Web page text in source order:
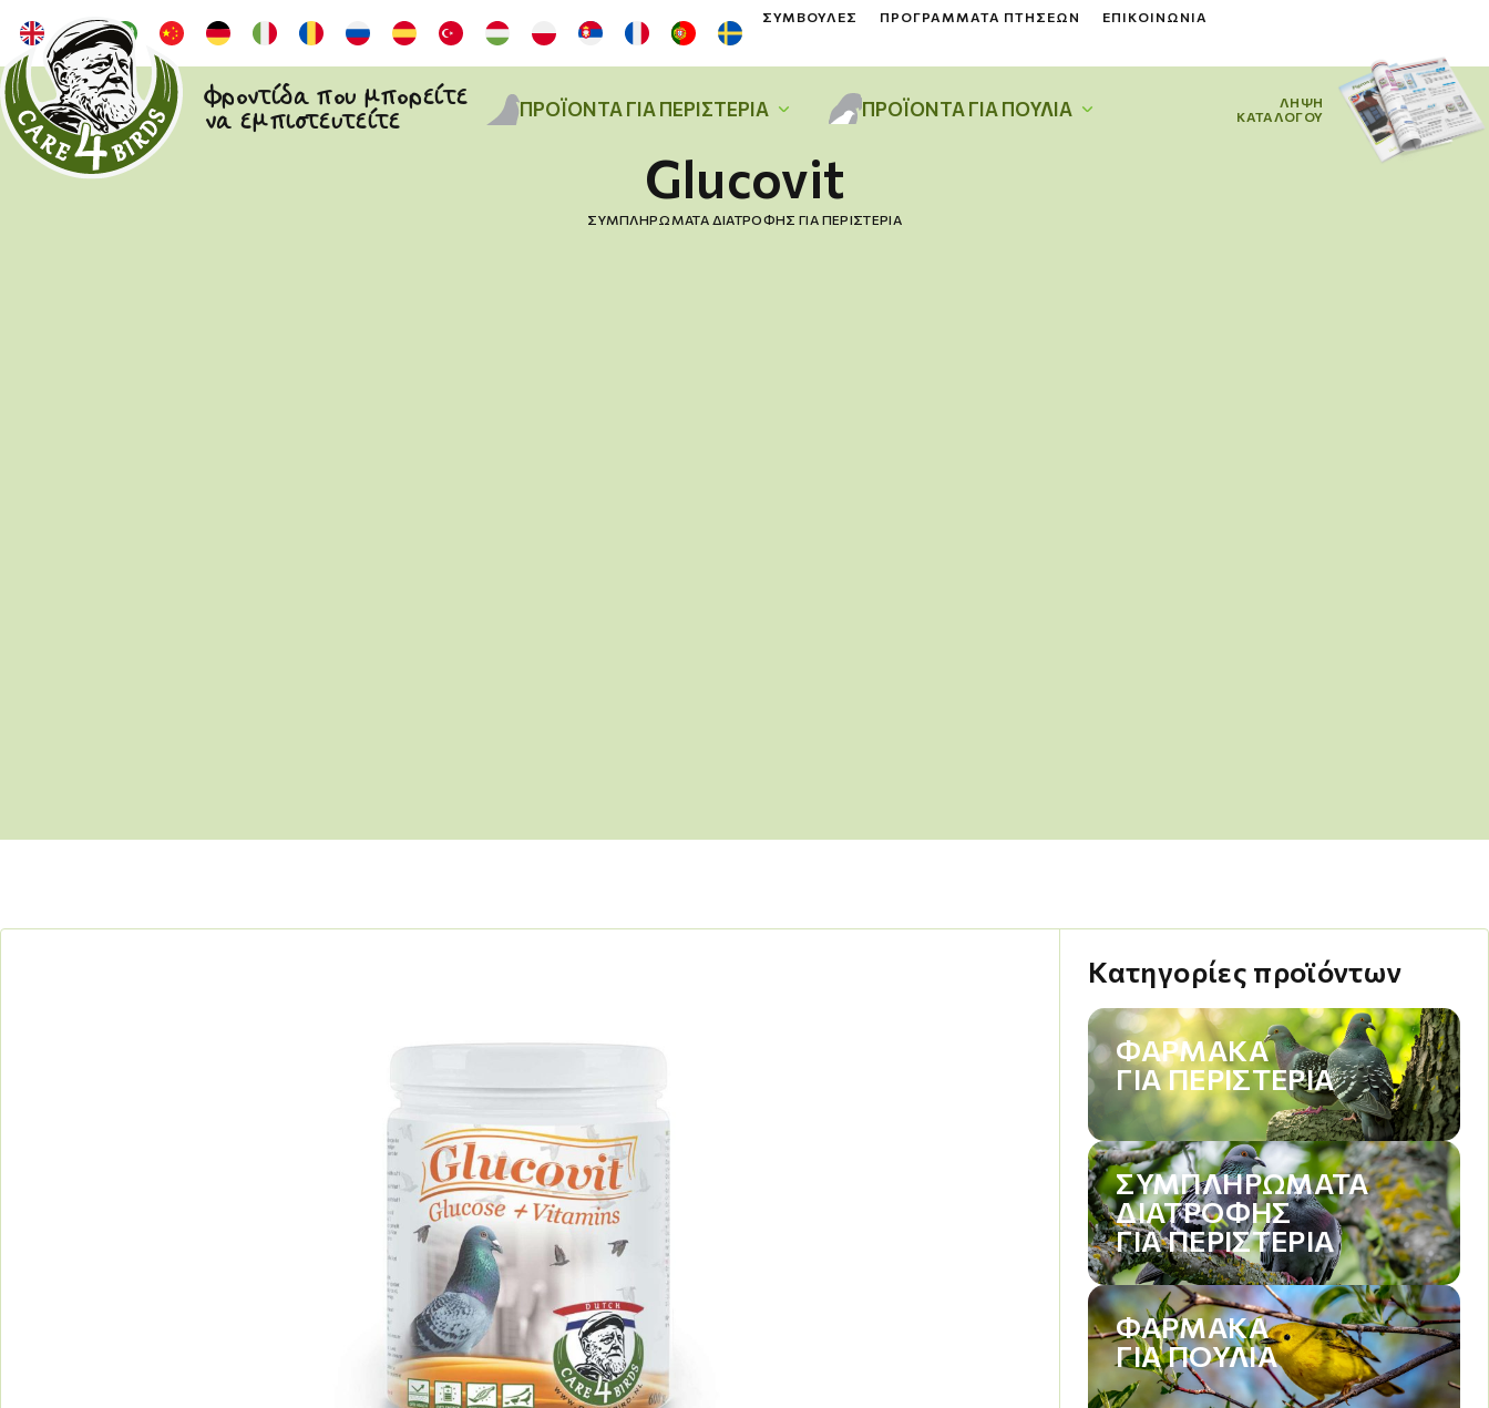
ΣΥΜΒΟΥΛΈΣ ΠΡΟΓΡΆΜΜΑΤΑ ΠΤΉΣΕΩΝ ΕΠΙΚΟΙΝΩΝΊΑ
Φροντίδα που μπορείτε
να εμπιστευτείτε ΠΡΟΪΌΝΤΑ ΓΙΑ ΠΕΡΙΣΤΈΡΙΑ ΠΡΟΪΌΝΤΑ ΓΙΑ ΠΟΥΛΙΆ
ΛΗΨΗ
ΚΑΤΑΛΟΓΟΥ
Glucovit
ΣΥΜΠΛΗΡΏΜΑΤΑ ΔΙΑΤΡΟΦΉΣ ΓΙΑ ΠΕΡΙΣΤΈΡΙΑ
Κατηγορίες προϊόντων
ΦΆΡΜΑΚΑ
ΓΙΑ ΠΕΡΙΣΤΈΡΙΑ
ΣΥΜΠΛΗΡΏΜΑΤΑ
ΔΙΑΤΡΟΦΉΣ
ΓΙΑ ΠΕΡΙΣΤΈΡΙΑ
ΦΆΡΜΑΚΑ
ΓΙΑ ΠΟΥΛΙΆ